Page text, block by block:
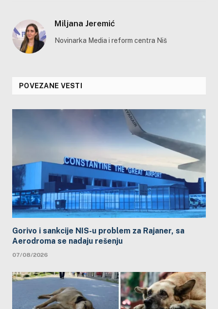
Miljana Jeremić
Novinarka Media i reform centra Niš
POVEZANE VESTI
Gorivo i sankcije NIS-u problem za Rajaner, sa
Aerodroma se nadaju rešenju
07/08/2026